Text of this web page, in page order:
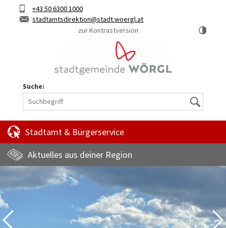
Hauptinhalt
KurztasteTelefon+43 50 6300 1000
E-
stadtamtsdirektion
stadt.woergl.at
zur Kontrastversion
Suche:
Suche
Stadtamt & Bürgerservice
Aktuelles aus deiner Region